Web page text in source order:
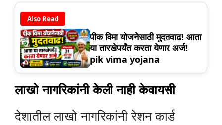
Also Read
पीक विमा योजनेसाठी मुदतवाढ! आता
या तारखेपर्यंत करता येणार अर्ज!
pik vima yojana
लाखो नागरिकांनी केली नाही केवायसी
देशातील लाखो नागरिकांनी रेशन कार्ड